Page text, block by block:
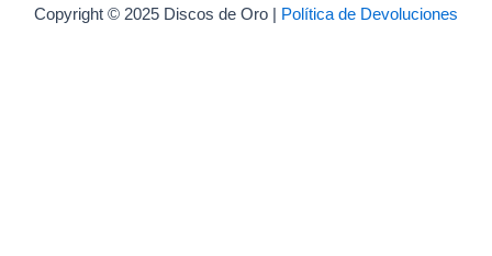
Copyright © 2025 Discos de Oro | Política de Devoluciones